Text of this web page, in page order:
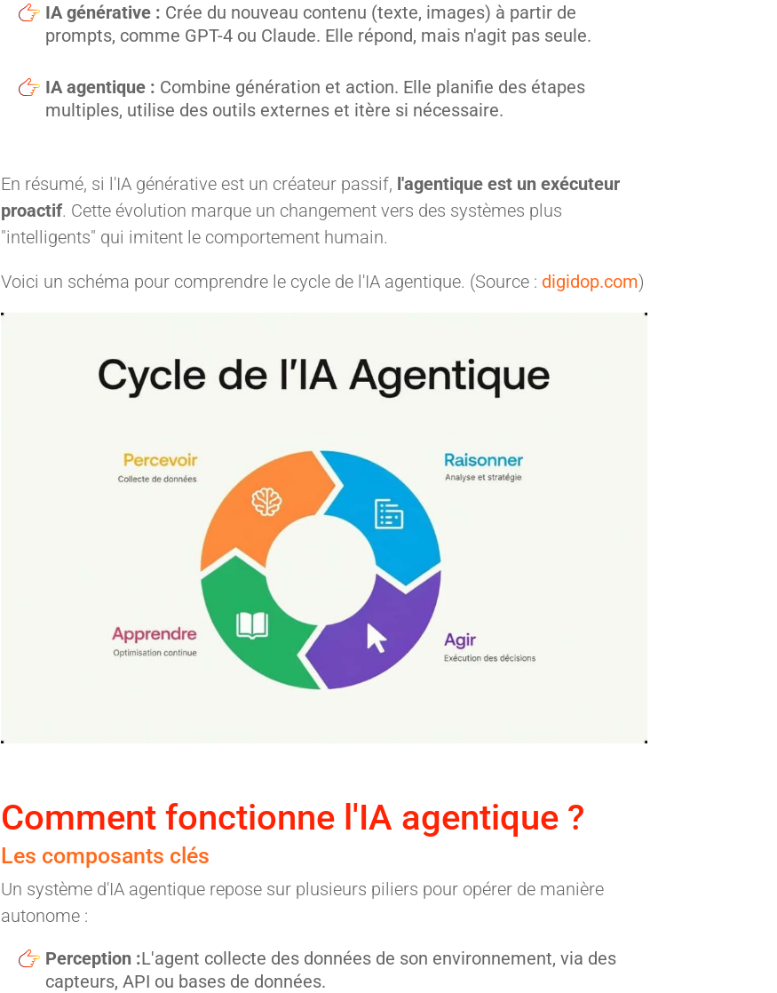
IA générative : Crée du nouveau contenu (texte, images) à partir de
prompts, comme GPT-4 ou Claude. Elle répond, mais n'agit pas seule.
IA agentique : Combine génération et action. Elle planifie des étapes
multiples, utilise des outils externes et itère si nécessaire.
En résumé, si l'IA générative est un créateur passif, l'agentique est un exécuteur
proactif. Cette évolution marque un changement vers des systèmes plus
"intelligents" qui imitent le comportement humain.
Voici un schéma pour comprendre le cycle de l'IA agentique. (Source : digidop.com)
Comment fonctionne l'IA agentique ?
Les composants clés
Un système d'IA agentique repose sur plusieurs piliers pour opérer de manière
autonome :
Perception :L'agent collecte des données de son environnement, via des
capteurs, API ou bases de données.